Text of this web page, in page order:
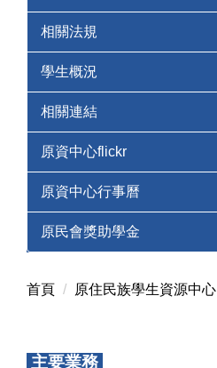
相關法規
學生概況
相關連結
原資中心flickr
原資中心行事曆
原民會獎助學金
首頁 原住民族學生資源中心
主要業務